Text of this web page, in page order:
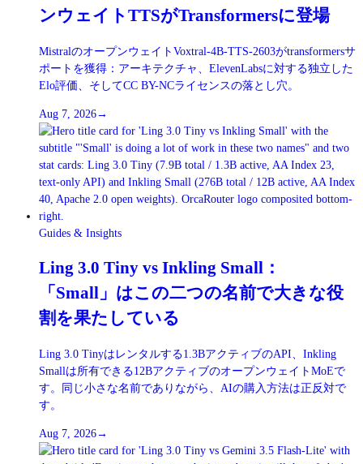
ンウェイトTTSがTransformersに登場
MistralのオープンウェイトVoxtral-4B-TTS-2603がtransformersサ
ポートを獲得：アーキテクチャ、ElevenLabsに対する独立した
Elo評価、そしてCC BY-NCライセンスの落とし穴。
Aug 7, 2026→
Guides & Insights
Ling 3.0 Tiny vs Inkling Small：
「Small」はこの二つの名前で大きな役
割を果たしている
Ling 3.0 Tinyはレンタルする1.3BアクティブのAPI、Inkling
Smallは所有できる12BアクティブのオープンウェイトMoEで
す。同じ小さな名前でありながら、AIの購入方法は正反対で
す。
Aug 7, 2026→